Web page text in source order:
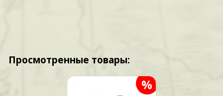
Просмотренные товары:
%